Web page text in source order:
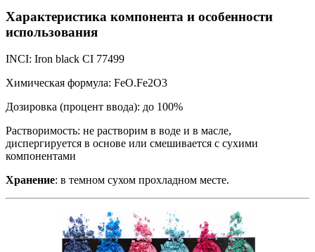
Характеристика компонента и особенности
использования
INCI: Iron black CI 77499
Химическая формула: FeO.Fe2O3
Дозировка (процент ввода): до 100%
Растворимость: не растворим в воде и в масле,
диспергируется в основе или смешивается с сухими
компонентами
Хранение: в темном сухом прохладном месте.